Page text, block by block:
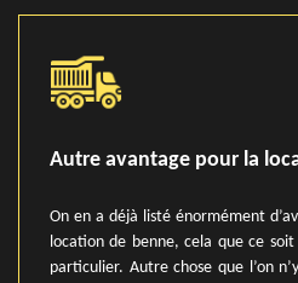
Autre avantage pour la
On en a déjà listé énormément
location de benne, cela que ce
particulier. Autre chose que l’on